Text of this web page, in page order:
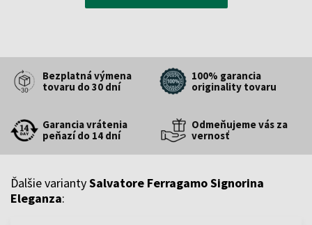
Bezplatná výmena
tovaru do 30 dní
100% garancia
originality tovaru
Garancia vrátenia
peňazí do 14 dní
Odmeňujeme vás za
vernosť
Ďalšie variantySalvatore Ferragamo Signorina
Eleganza: